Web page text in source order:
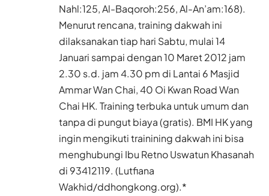
Nahl:125, Al-Baqoroh:256, Al-An’am:168).
Menurut rencana, training dakwah ini
dilaksanakan tiap hari Sabtu, mulai 14
Januari sampai dengan 10 Maret 2012 jam
2.30 s.d. jam 4.30 pm di Lantai 6 Masjid
Ammar Wan Chai, 40 Oi Kwan Road Wan
Chai HK. Training terbuka untuk umum dan
tanpa di pungut biaya (gratis). BMI HK yang
ingin mengikuti trainining dakwah ini bisa
menghubungi Ibu Retno Uswatun Khasanah
di 93412119. (Lutfiana
Wakhid/ddhongkong.org).*